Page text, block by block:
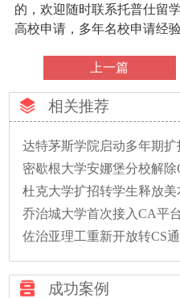
的，欢迎随时联系托普仕留
高校申请，多年名校申请经
上一篇
相关推荐
达特茅斯学院启动多年期扩
密歇根大学安娜堡分校解除
杜克大学扩招转学生释放
佐治亚理工重新开放转CS
成功案例